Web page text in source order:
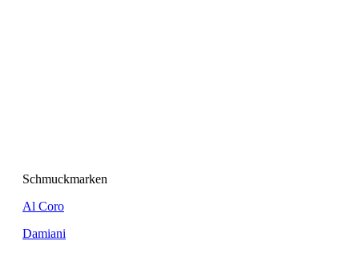
Schmuckmarken
Al Coro
Damiani